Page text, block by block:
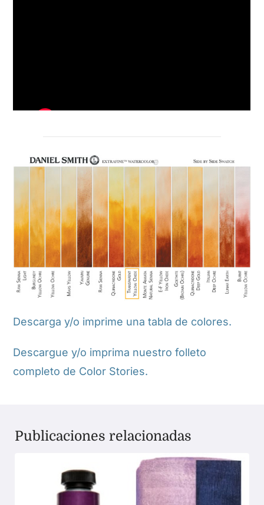
Descarga y/o imprime una tabla de colores.
Descargue y/o imprima nuestro folleto
completo de Color Stories.
Publicaciones relacionadas